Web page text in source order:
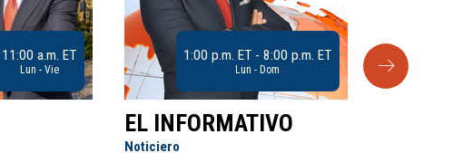
11:00 a.m. ET
Lun - Vie
1:00 p.m. ET - 8:00 p.m. ET
Lun - Dom
EL INFORMATIVO
Noticiero